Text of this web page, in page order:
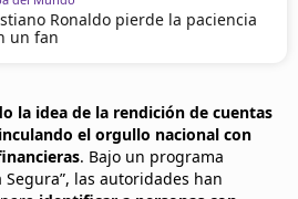
Ronaldo pierde la paciencia
un fan
la idea de la rendición de cuentas
el orgullo nacional con
. Bajo un programa
las autoridades han